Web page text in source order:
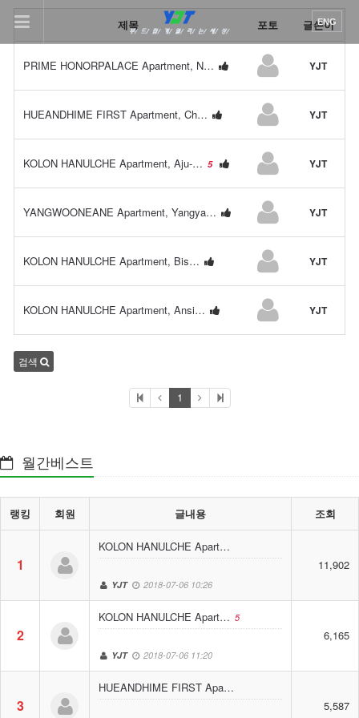
이메일을
등록
이메일로
ENG
제목 포토 글쓴이
PRIME HONORPALACE Apartment, N… YJT
HUEANDHIME FIRST Apartment, Ch… YJT
KOLON HANULCHE Apartment, Aju-… 5 YJT
YANGWOONEANE Apartment, Yangya… YJT
KOLON HANULCHE Apartment, Bis… YJT
KOLON HANULCHE Apartment, Ansi… YJT
검색
1
월간베스트
랭킹 회원 글내용 조회
1
KOLON HANULCHE Apart…
YJT 2018-07-06 10:26
11,902
2
KOLON HANULCHE Apart… 5
YJT 2018-07-06 11:20
6,165
3
HUEANDHIME FIRST Apa…
5,587